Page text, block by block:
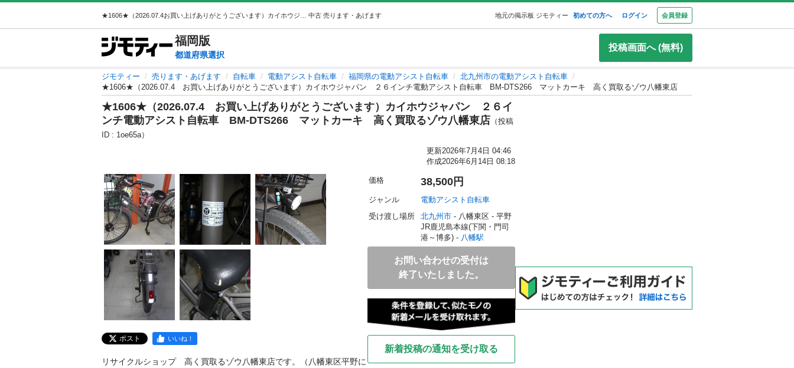
中古 売ります・あげます 地元の掲示板 ジモティー 初めての方へ ログイン 会員登録
福岡版
都道府県選択
投稿画面へ (無料)
ジモティー 売ります・あげます 自転車 電動アシスト自転車 福岡県の電動アシスト自転車
北九州市の電動アシスト自転車
★1606★（2026.07.4 お買い上げありがとうございます）カイホウジャパン ２６インチ電動アシスト自転車 BM-DTS266 マットカーキ 高く買取るゾウ八幡東店
★1606★（2026.07.4 お買い上げありがとうございます）カイホウジャパン ２６イ
ンチ電動アシスト自転車 BM-DTS266 マットカーキ 高く買取るゾウ八幡東店 （投稿
ID : 1oe65a）
更新2026年7月4日 04:46
作成2026年6月14日 08:18
ポスト いいね！
リサイクルショップ　高く買取るゾウ八幡東店です。（八幡東区平野に
価格 38,500円
ジャンル
電動アシスト自転車
受け渡し場所
北九州市 - 八幡東区 - 平野
JR鹿児島本線(下関・門司
港～博多) - 八幡駅
お問い合わせの受付は
終了いたしました。
新着投稿の通知を受け取る